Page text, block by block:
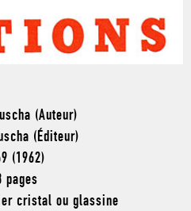
(Auteur)
(Éditeur)
(1962)
pages
cristal ou glassine